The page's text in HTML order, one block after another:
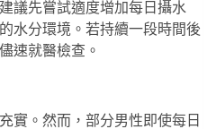
議先嘗試適度增加每日攝水
水分環境。若持續一段時間後
速就醫檢查。
實。然而，部分男性即使每日